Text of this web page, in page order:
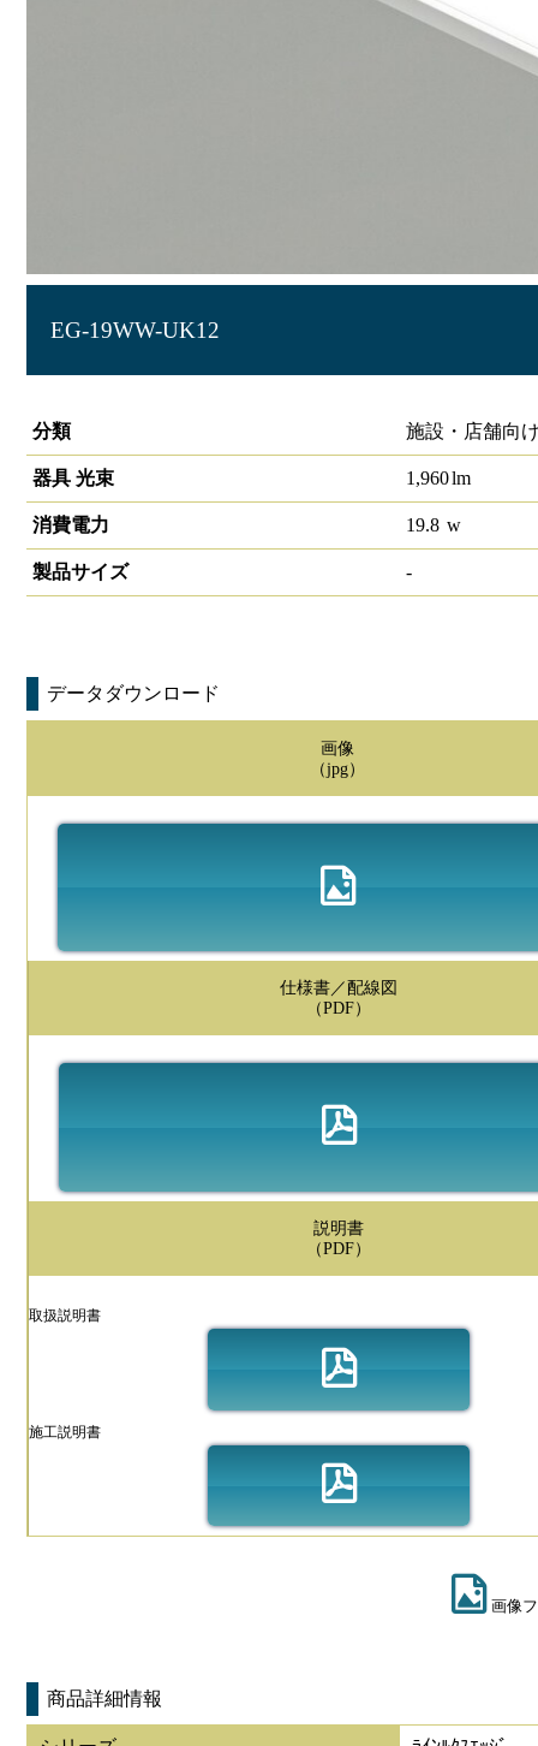
EG-19WW-UK12
分類
施設・店舗向
器具 光束 1,960lm
消費電力 19.8 w
製品サイズ -
データダウンロード
画像
（jpg）
仕様書／配線図
（PDF）
説明書
（PDF）
取扱説明書
施工説明書
画像
商品詳細情報